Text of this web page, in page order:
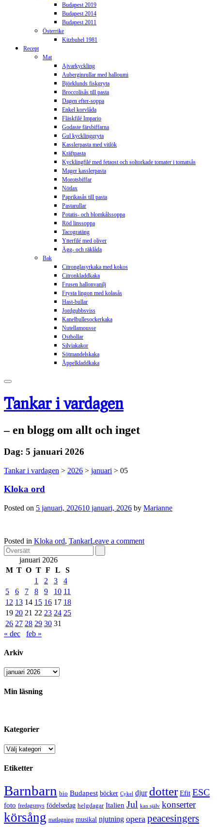
Budapest 2019
Budapest 2014
Budapest 2011
Österrike
Kitzbuhel 1981
Recept
Mat
Ajvarkyckling
Auberginrullar med halloumi
Björklunds fiskgryta
Broccolisås till pasta
Dagen efter-soppa
Enkel korvlåda
Fläskfilé Impario
Godaste färsbiffarna
Gul kycklinggryta
Kasslerpasta med vitlök
Kräftpasta
Kycklingfilé med fetaost och soltorkade tomater i tomatsås
Mager kasslerpasta
Morotsbiffar
Nötlax
Paprikasås till pasta
Pastarullar
Potatis- och blomkålssoppa
Röd linssoppa
Tacogratäng
Ytterfilé med oliver
Ägg- och räklåda
Bak
Citronglasyrkaka med kokos
Citronkladdkaka
Frusen hallonvanilj
Frysta lingon med kolasås
Hast-bullar
Jordgubbsviss
Kanelbullesockerkaka
Nutellamousse
Ostbollar
Silviakakor
Sötmandelskaka
Åppelkladdkaka
Tankar i vardagen
– en blogg om allt och inget
Dag: 5 januari 2026
Tankar i vardagen > 2026 > januari > 05
Kloka ord
Posted on 5 januari, 202610 januari, 2026 by Marianne
Posted in Kloka ord, TankarLeave a comment
januari 2026
M T O T F L
S
1
2 3
4
5
6 7 8 9 10 11
12 13 14 15 16 17 18
19 20 21 22 23 24 25
26 27 28 29 30 31
« dec
feb »
Arkiv
Arkiv
Min läsning
Kategorier
Kategorier
Etiketter
Barnbarn bio Budapest böcker Cykel djur dotter Efit ESC
foto fredagsmys födelsedag helgdagar Italien Jul kan själv konserter
körsång matlagning musikal njutning opera peacesingers